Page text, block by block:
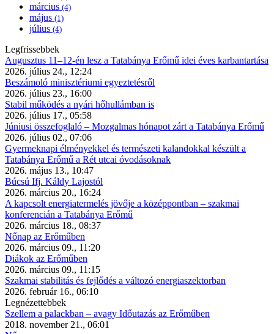
március (4)
május (1)
július (4)
Legfrissebbek
Augusztus 11–12-én lesz a Tatabánya Erőmű idei éves karbantartása
2026. július 24., 12:24
Beszámoló minisztériumi egyeztetésről
2026. július 23., 16:00
Stabil működés a nyári hőhullámban is
2026. július 17., 05:58
Júniusi összefoglaló – Mozgalmas hónapot zárt a Tatabánya Erőmű
2026. július 02., 07:06
Gyermeknapi élményekkel és természeti kalandokkal készült a
Tatabánya Erőmű a Rét utcai óvodásoknak
2026. május 13., 10:47
Búcsú Ifj. Káldy Lajostól
2026. március 20., 16:24
A kapcsolt energiatermelés jövője a középpontban – szakmai
konferencián a Tatabánya Erőmű
2026. március 18., 08:37
Nőnap az Erőműben
2026. március 09., 11:20
Diákok az Erőműben
2026. március 09., 11:15
Szakmai stabilitás és fejlődés a változó energiaszektorban
2026. február 16., 06:10
Legnézettebbek
Szellem a palackban – avagy Időutazás az Erőműben
2018. november 21., 06:01